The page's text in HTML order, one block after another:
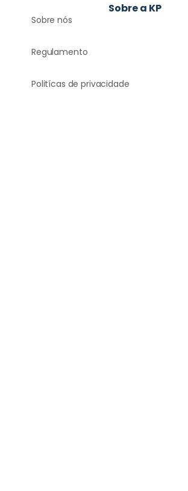
Sobre a KP
Sobre nós
Regulamento
Politícas de privacidade